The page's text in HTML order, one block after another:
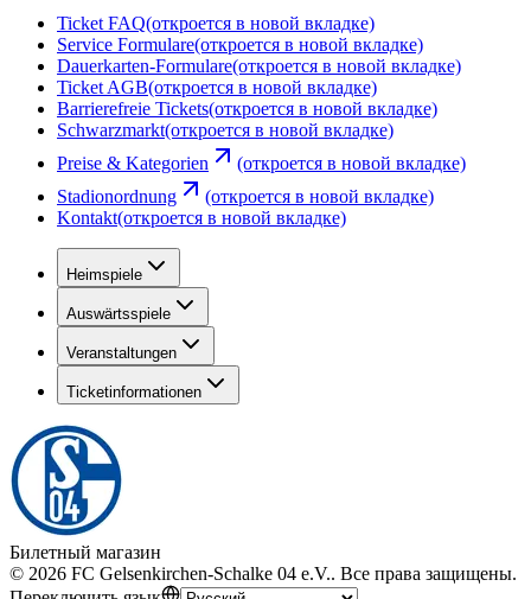
Ticket FAQ(откроется в новой вкладке)
Service Formulare(откроется в новой вкладке)
Dauerkarten-Formulare(откроется в новой вкладке)
Ticket AGB(откроется в новой вкладке)
Barrierefreie Tickets(откроется в новой вкладке)
Schwarzmarkt(откроется в новой вкладке)
Preise & Kategorien
(откроется в новой вкладке)
Stadionordnung
(откроется в новой вкладке)
Kontakt(откроется в новой вкладке)
Heimspiele
Auswärtsspiele
Veranstaltungen
Ticketinformationen
Билетный магазин
© 2026 FC Gelsenkirchen-Schalke 04 e.V.. Все права защищены.